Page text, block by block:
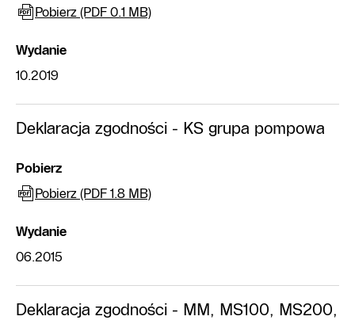
Pobierz (PDF 0.1 MB)
Wydanie
10.2019
Deklaracja zgodności - KS grupa pompowa
Pobierz
Pobierz (PDF 1.8 MB)
Wydanie
06.2015
Deklaracja zgodności - MM, MS100, MS200,